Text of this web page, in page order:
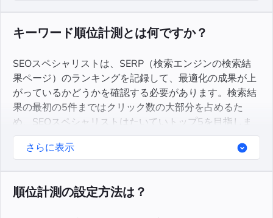
キーワード順位計測とは何ですか？
SEOスペシャリストは、SERP（検索エンジンの検索結
果ページ）のランキングを記録して、最適化の成果が上
がっているかどうかを確認する必要があります。検索結
果の最初の5件まではクリック数の大部分を占めるた
め、SEOスペシャリストはたいていトップ5を目指しま
す。適切な最適化によって、サイトのターゲットキーワ
ードの順位は徐々に向上していきます。
さらに表示
順位計測の設定方法は？